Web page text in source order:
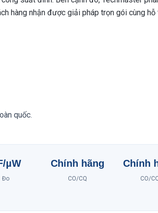
hàng nhận được giải pháp trọn gói cùng
quốc.
µW
Đo
Chính hãng
CO/CQ
Chính
CO/